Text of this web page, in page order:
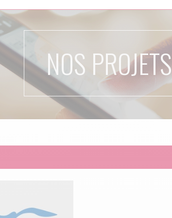
NOS PROJETS